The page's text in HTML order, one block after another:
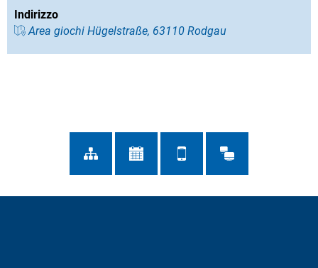
Indirizzo
Area giochi Hügelstraße, 63110 Rodgau